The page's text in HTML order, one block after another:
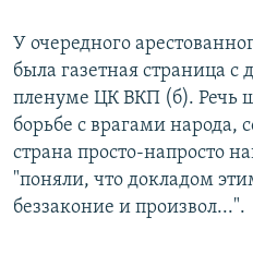
У очередного
была газетная страница с
пленуме ЦК ВКП (б). Речь
борьбе с врагами
страна просто-напросто
"поняли, что докладом
беззаконие и произвол...".